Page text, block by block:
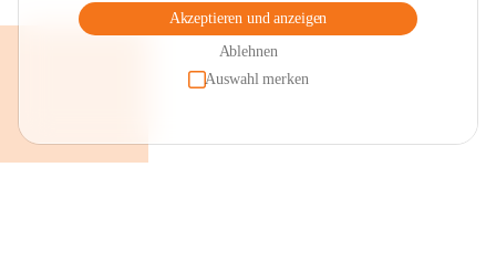
Akzeptieren und anzeigen
Ablehnen
Auswahl merken